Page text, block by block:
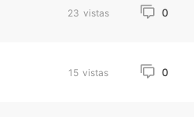
23 vistas 0
15 vistas 0